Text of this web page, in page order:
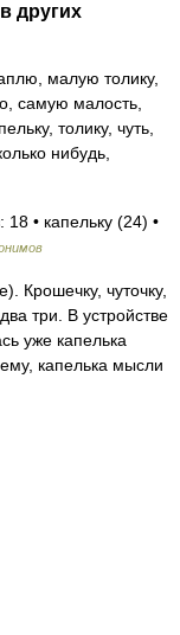
других
малую толику,
самую малость,
толику, чуть,
нибудь,
• капельку (24) •
Крошечку, чуточку,
три. В устройстве
уже капелька
капелька мысли